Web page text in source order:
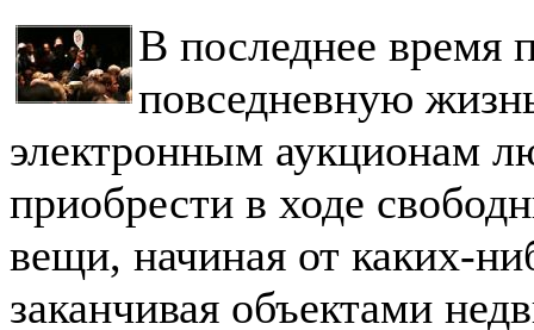
В последнее время
повседневную
электронным аукционам
приобрести в ходе
вещи, начиная от каких-
заканчивая объектами